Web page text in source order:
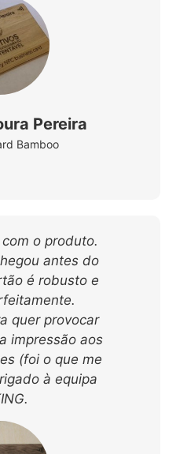
Pereira
Bamboo
o produto.
antes do
é robusto e
quer provocar
impressão aos
(foi o que me
à equipa